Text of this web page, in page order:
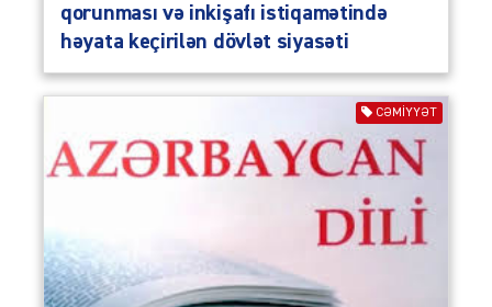
qorunması və inkişafı istiqamətində
həyata keçirilən dövlət siyasəti
CƏMIYYƏT